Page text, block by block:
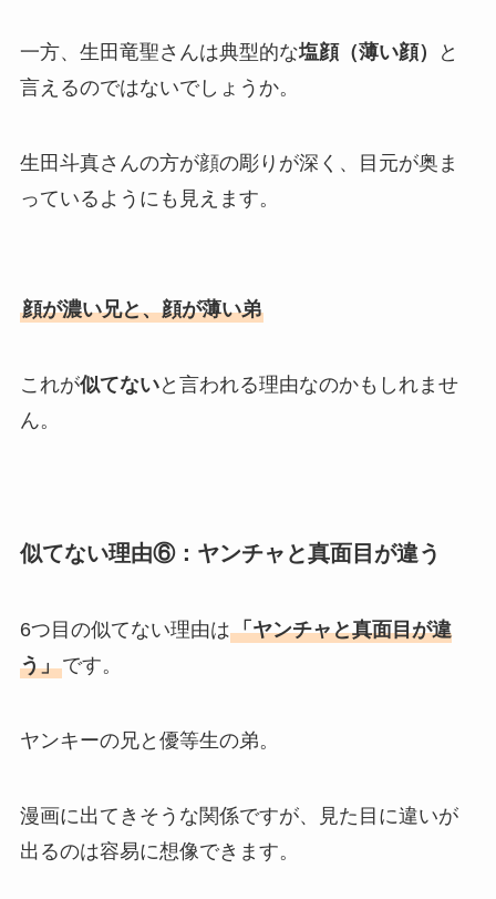
一方、生田竜聖さんは典型的な塩顔（薄い顔）
と
言えるのではないでしょうか。
生田斗真さんの方が顔の彫りが深く、目元が奥ま
っているようにも見えます。
顔が濃い兄と、顔が薄い弟
これが似てないと言われる理由なのかもしれませ
ん。
似てない理由⑥：ヤンチャと真面目が違う
6つ目の似てない理由は「ヤンチャと真面目が違
う」です。
ヤンキーの兄と優等生の弟。
漫画に出てきそうな関係ですが、見た目に違いが
出るのは容易に想像できます。